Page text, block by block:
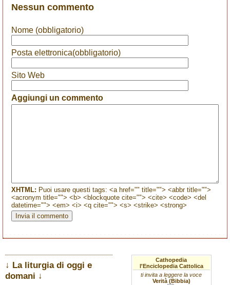
Nessun commento
Nome (obbligatorio)
Posta elettronica(obbligatorio)
Sito Web
Aggiungi un commento
XHTML: Puoi usare questi tags: <a href="" title=""> <abbr title="">
<acronym title=""> <b> <blockquote cite=""> <cite> <code> <del
datetime=""> <em> <i> <q cite=""> <s> <strike> <strong>
↓ La liturgia di oggi e
domani ↓
Cathopedia
l'Enciclopedia Cattolica
ti invita a leggere la voce
Verità (Bibbia)